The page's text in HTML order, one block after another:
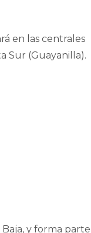
en las centrales
Sur (Guayanilla).
y forma parte